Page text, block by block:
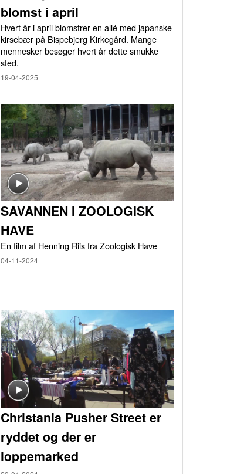
blomst i april
Hvert år i april blomstrer en allé med japanske
kirsebær på Bispebjerg Kirkegård. Mange
mennesker besøger hvert år dette smukke
sted.
19-04-2025
SAVANNEN I ZOOLOGISK
HAVE
En film af Henning Riis fra Zoologisk Have
04-11-2024
Christania Pusher Street er
ryddet og der er
loppemarked